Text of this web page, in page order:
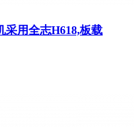
用全志H618,板载